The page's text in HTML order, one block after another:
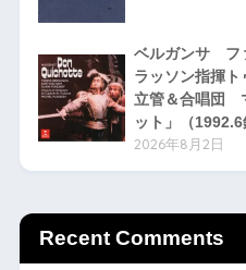
ベルガンサ
ラッソン指揮ト
立管＆合唱団
ット」（1992.6
2026年8月2日
Recent Comments